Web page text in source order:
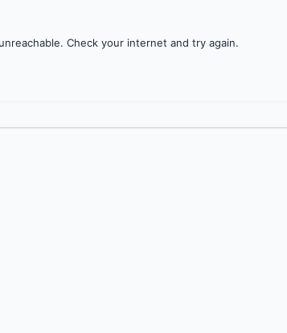
Check your internet and try again.